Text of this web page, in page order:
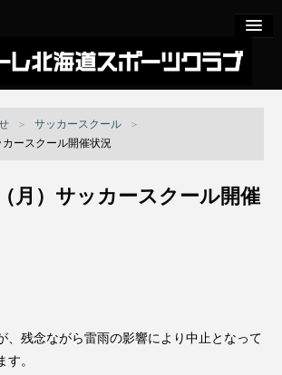
ール
＞ サッカースクール
＞
ースクール開催状況
月）サッカースクール開催
、残念ながら雷雨の影響により中止となって
。